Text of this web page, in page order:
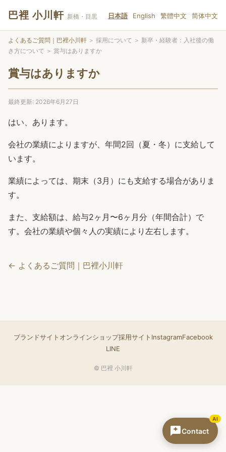
巴裡 小川軒 新橋・目黒 日本語 English 繁體中文 简体中文
よくあるご質問｜巴裡小川軒 ＞ 採用について ＞ 新卒・経験者：入社後の働
き方について ＞ 賞与はありますか
賞与はありますか
最終更新: 2026年6月27日
はい、あります。
会社の業績によりますが、年間2回（夏・冬）に支給して
います。
業績によっては、期末（3月）にも支給する場合がありま
す。
また、支給額は、給与2ヶ月〜6ヶ月分（年間合計）で
す。会社の業績や個々人の実績により左右します。
← よくあるご質問｜巴裡小川軒
ブランドサイト オンラインショップ採用サイト InstagramFacebook
LINE
© 巴裡 小川軒
Contact
AI